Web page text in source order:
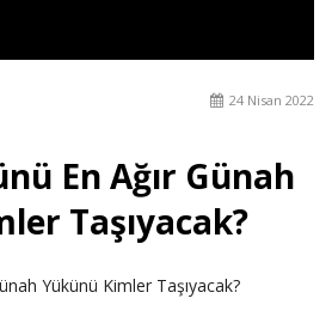
24 Nisan 2022
En Ağır Günah
Taşıyacak?
Yükünü Kimler Taşıyacak?